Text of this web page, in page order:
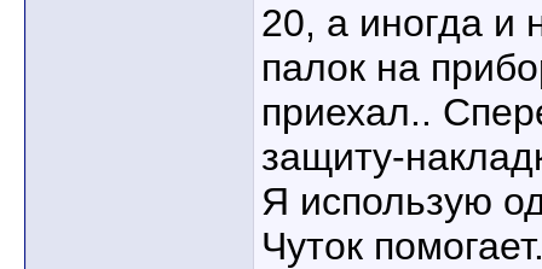
20, а иногда и
палок на
приехал..
защиту-
Я использую
Чуток